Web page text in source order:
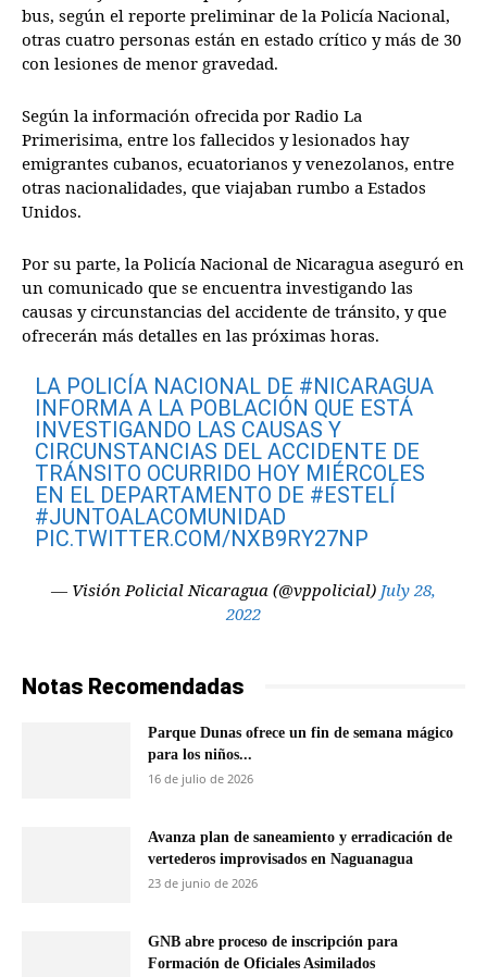
bus, según el reporte preliminar de la Policía Nacional,
otras cuatro personas están en estado crítico y más de 30
con lesiones de menor gravedad.
Según la información ofrecida por Radio La
Primerisima, entre los fallecidos y lesionados hay
emigrantes cubanos, ecuatorianos y venezolanos, entre
otras nacionalidades, que viajaban rumbo a Estados
Unidos.
Por su parte, la Policía Nacional de Nicaragua aseguró en
un comunicado que se encuentra investigando las
causas y circunstancias del accidente de tránsito, y que
ofrecerán más detalles en las próximas horas.
LA POLICÍA NACIONAL DE #NICARAGUA
INFORMA A LA POBLACIÓN QUE ESTÁ
INVESTIGANDO LAS CAUSAS Y
CIRCUNSTANCIAS DEL ACCIDENTE DE
TRÁNSITO OCURRIDO HOY MIÉRCOLES
EN EL DEPARTAMENTO DE #ESTELÍ
#JUNTOALACOMUNIDAD
PIC.TWITTER.COM/NXB9RY27NP
— Visión Policial Nicaragua (@vppolicial) July 28,
2022
Notas Recomendadas
Parque Dunas ofrece un fin de semana mágico
para los niños...
16 de julio de 2026
Avanza plan de saneamiento y erradicación de
vertederos improvisados en Naguanagua
23 de junio de 2026
GNB abre proceso de inscripción para
Formación de Oficiales Asimilados